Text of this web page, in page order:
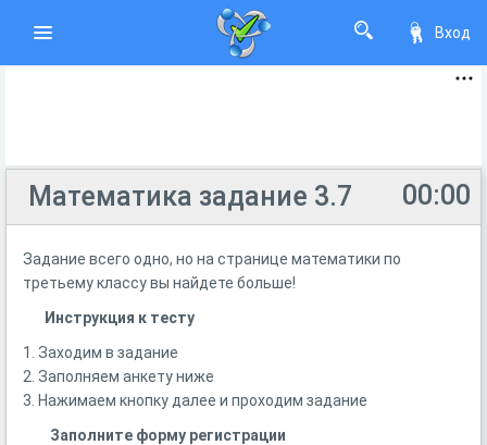
Вход
00:00
Математика задание 3.7
Задание всего одно, но на странице математики по
третьему классу вы найдете больше!
Инструкция к тесту
1. Заходим в задание
2. Заполняем анкету ниже
3. Нажимаем кнопку далее и проходим задание
Заполните форму регистрации